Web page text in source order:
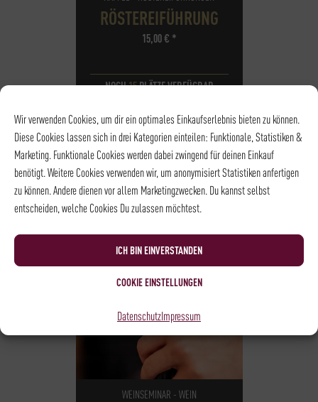
Wir verwenden Cookies, um dir ein optimales Einkaufserlebnis bieten zu können.
Diese Cookies lassen sich in drei Kategorien einteilen: Funktionale, Statistiken &
Marketing. Funktionale Cookies werden dabei zwingend für deinen Einkauf
benötigt. Weitere Cookies verwenden wir, um anonymisiert Statistiken anfertigen
zu können. Andere dienen vor allem Marketingzwecken. Du kannst selbst
entscheiden, welche Cookies Du zulassen möchtest.
ICH BIN EINVERSTANDEN
COOKIE EINSTELLUNGEN
DatenschutzImpressum
RÖSTEREIFÜHRUNG
15,00€ *
NOCH15PLÄTZE VERFÜGBAR
UHRZEIT 14:00 - 14:45
ORT Rösterei und
Kaffeehaus
WEINSEMINAR - WEIN